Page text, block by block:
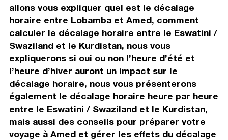
allons vous expliquer quel est le décalage
horaire entre Lobamba et Amed, comment
calculer le décalage horaire entre le Eswatini /
Swaziland et le Kurdistan, nous vous
expliquerons si oui ou non l’heure d’été et
l’heure d’hiver auront un impact sur le
décalage horaire, nous vous présenterons
également le décalage horaire heure par heure
entre le Eswatini / Swaziland et le Kurdistan,
mais aussi des conseils pour préparer votre
voyage à Amed et gérer les effets du décalage